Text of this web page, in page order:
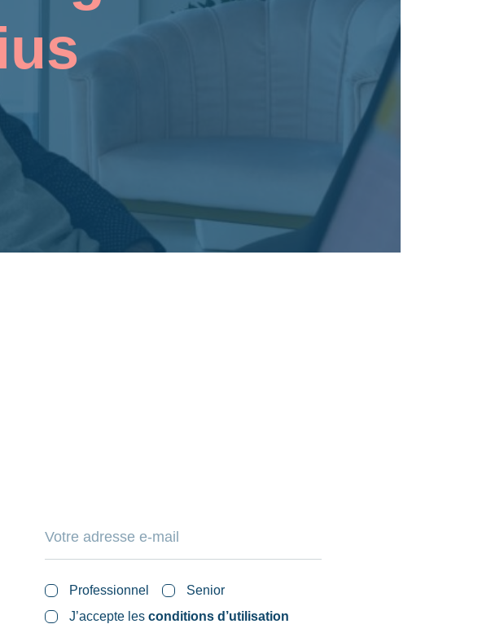
Professionnel
Senior
J’accepte lesconditions d’utilisation